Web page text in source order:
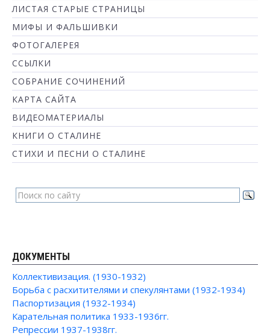
ЛИСТАЯ СТАРЫЕ СТРАНИЦЫ
МИФЫ И ФАЛЬШИВКИ
ФОТОГАЛЕРЕЯ
ССЫЛКИ
СОБРАНИЕ СОЧИНЕНИЙ
КАРТА САЙТА
ВИДЕОМАТЕРИАЛЫ
КНИГИ О СТАЛИНЕ
СТИХИ И ПЕСНИ О СТАЛИНЕ
ДОКУМЕНТЫ
Коллективизация. (1930-1932)
Борьба с расхитителями и спекулянтами (1932-1934)
Паспортизация (1932-1934)
Карательная политика 1933-1936гг.
Репрессии 1937-1938гг.